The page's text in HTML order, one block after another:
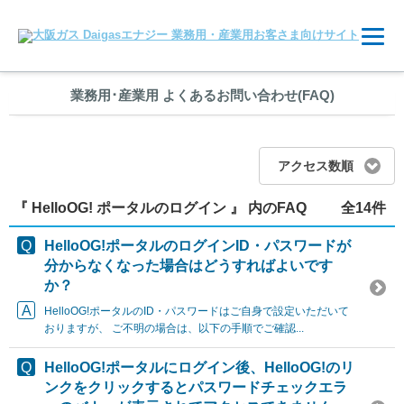
業務用 ･産業用 よくあるお問い合わせ(FAQ)
アクセス数順
『 HelloOG! ポータルのログイン 』 内のFAQ 全14件
HelloOG!ポータルのログインID・パスワードが
分からなくなった場合はどうすればよいです
か？
HelloOG!ポータルのID・パスワードはご自身で設定いただいて
おりますが、 ご不明の場合は、以下の手順でご確認...
HelloOG!ポータルにログイン後、HelloOG!のリ
ンクをクリックするとパスワードチェックエラ